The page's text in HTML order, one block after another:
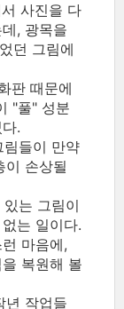
사진을 다
, 광목을
던 그림에
판 때문에
"풀" 성분
.
들이 만약
이 손상될
는 그림이
는 일이다.
마음에,
복원해 볼
년 작업들